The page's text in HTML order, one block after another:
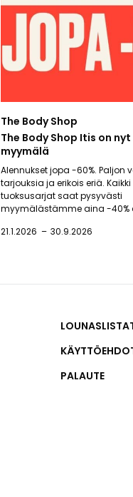
The Body Shop
The Body Shop Itis on nyt
myymälä
Alennukset jopa -60%. Paljon
tarjouksia ja erikois eriä.
tuoksusarjat saat pysyvästi
myymälästämme aina -40%
21.1.2026
30.9.2026
PALAUTE